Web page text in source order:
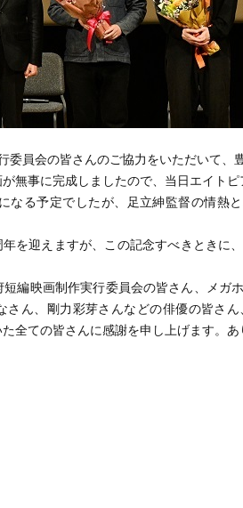
員会の皆さんのご協力をいただいて、
無事に完成しましたので、当日エイトピ
る予定でしたが、足立紳監督の情熱
を迎えますが、この記念すべきときに
編映画制作実行委員会の皆さん、メガ
さん、剛力彩芽さんなどの俳優の皆さ
全ての皆さんに感謝を申し上げます。あ